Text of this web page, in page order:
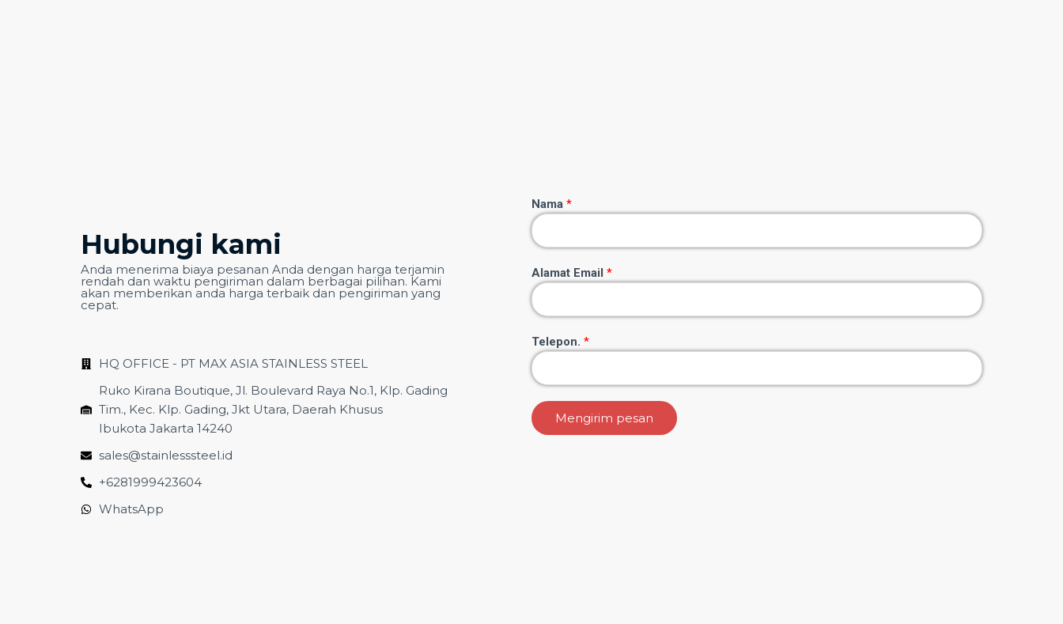
Hubungi kami
Anda menerima biaya pesanan Anda dengan harga terjamin
rendah dan waktu pengiriman dalam berbagai pilihan. Kami
akan memberikan anda harga terbaik dan pengiriman yang
cepat.
HQ OFFICE - PT MAX ASIA STAINLESS STEEL
Ruko Kirana Boutique, Jl. Boulevard Raya No.1, Klp. Gading
Tim., Kec. Klp. Gading, Jkt Utara, Daerah Khusus
Ibukota Jakarta 14240
sales@stainlesssteel.id
+6281999423604
WhatsApp
Nama *
Alamat Email *
Telepon. *
Mengirim pesan